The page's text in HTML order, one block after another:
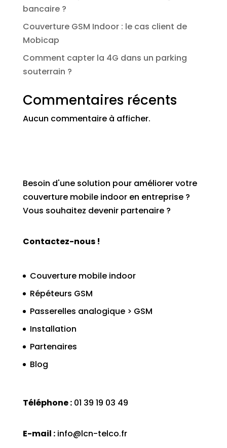
bancaire ?
Couverture GSM Indoor : le cas client de
Mobicap
Comment capter la 4G dans un parking
souterrain ?
Commentaires récents
Aucun commentaire à afficher.
Besoin d'une solution pour améliorer votre
couverture mobile indoor en entreprise ?
Vous souhaitez devenir partenaire ?
Contactez-nous !
Couverture mobile indoor
Répéteurs GSM
Passerelles analogique > GSM
Installation
Partenaires
Blog
Téléphone : 01 39 19 03 49
E-mail : info@lcn-telco.fr